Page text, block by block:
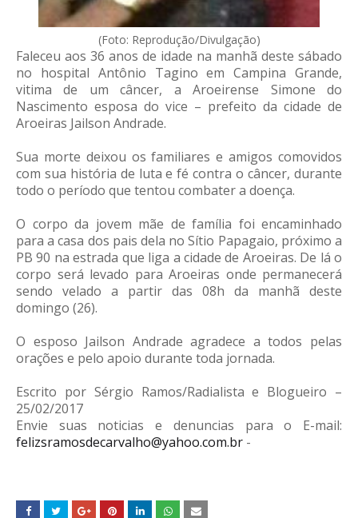
(Foto: Reprodução/Divulgação)
Faleceu aos 36 anos de idade na manhã deste sábado
no hospital Antônio Tagino em Campina Grande,
vitima de um câncer, a Aroeirense Simone do
Nascimento esposa do vice – prefeito da cidade de
Aroeiras Jailson Andrade.
Sua morte deixou os familiares e amigos comovidos
com sua história de luta e fé contra o câncer, durante
todo o período que tentou combater a doença.
O corpo da jovem mãe de família foi encaminhado
para a casa dos pais dela no Sítio Papagaio, próximo a
PB 90 na estrada que liga a cidade de Aroeiras. De lá o
corpo será levado para Aroeiras onde permanecerá
sendo velado a partir das 08h da manhã deste
domingo (26).
O esposo Jailson Andrade agradece a todos pelas
orações e pelo apoio durante toda jornada.
Escrito por Sérgio Ramos/Radialista e Blogueiro –
25/02/2017
Envie suas noticias e denuncias para o E-mail:
felizsramosdecarvalho@yahoo.com.br -